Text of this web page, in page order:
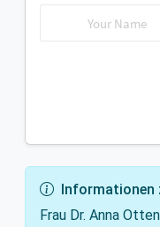
Informationen
Frau Dr. Anna